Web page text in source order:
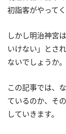
初詣客がやって
しかし明治神宮
いけない」とさ
ないでしょうか。
この記事では、
ているのか、そ
していきます。